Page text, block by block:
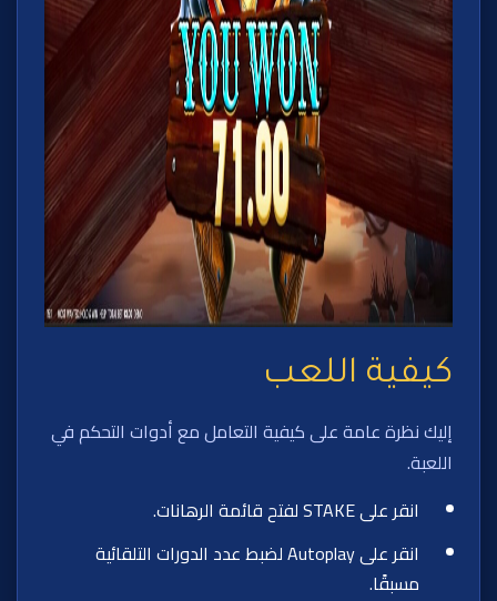
كيفية اللعب
إليك نظرة عامة على كيفية التعامل مع أدوات التحكم في
اللعبة.
انقر على STAKE لفتح قائمة الرهانات.
انقر على Autoplay لضبط عدد الدورات التلقائية
مسبقًا.